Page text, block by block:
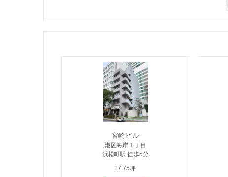
宮崎ビル
港区海岸１丁目
浜松町駅 徒歩5分
17.75坪